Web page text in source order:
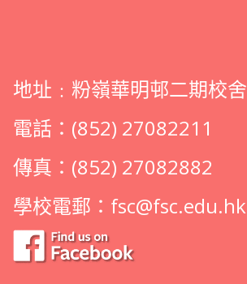
地址﹕粉嶺華明邨二期校舍
電話：(852) 27082211
傳真：(852) 27082882
學校電郵： fsc@fsc.edu.hk